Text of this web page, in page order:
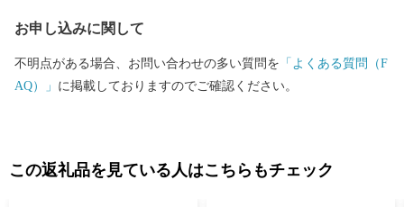
お申し込みに関して
不明点がある場合、お問い合わせの多い質問を 「よくある質問（F
AQ）」 に掲載しておりますのでご確認ください。
この返礼品を見ている人はこちらもチェック